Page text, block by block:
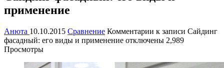
применение
Анюта 10.10.2015 Сравнение Комментарии к записи Сайдинг
фасадный: его виды и применение отключены 2,989
Просмотры